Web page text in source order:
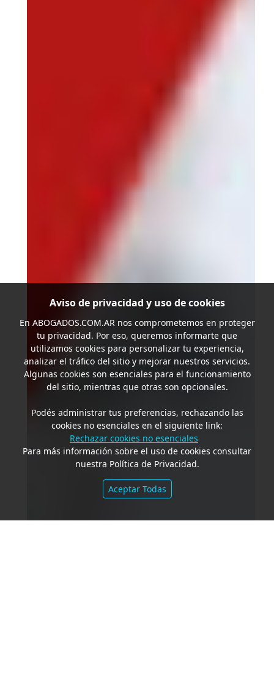
Aviso de privacidad y uso de cookies
En ABOGADOS.COM.ARnos comprometemos en proteger
tu privacidad. Por eso, queremos informarte que
utilizamos cookies para personalizar tu experiencia,
analizar el tráfico del sitio y mejorar nuestros servicios.
Algunas cookies son esenciales para el funcionamiento
del sitio, mientras que otras son opcionales.
Podés administrar tus preferencias, rechazando las
cookies no esenciales en el siguiente link:
Rechazar cookies no esenciales
Para más información sobre el uso de cookies consultar
nuestra Política de Privacidad.
Aceptar Todas